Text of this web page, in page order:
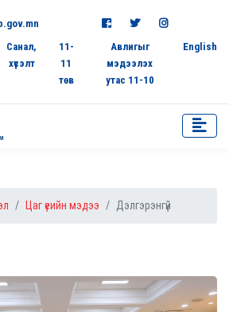
Санал,
хүсэлт
11-
11
төв
Авлигыг
мэдээлэх
утас 11-10
English
Цаг үеийн мэдээ Дэлгэрэнгүй